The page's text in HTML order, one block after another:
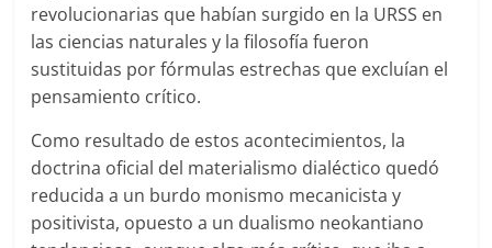
revolucionarias que habían surgido en la URSS en
las ciencias naturales y la filosofía fueron
sustituidas por fórmulas estrechas que excluían el
pensamiento crítico.
Como resultado de estos acontecimientos, la
doctrina oficial del materialismo dialéctico quedó
reducida a un burdo monismo mecanicista y
positivista, opuesto a un dualismo neokantiano